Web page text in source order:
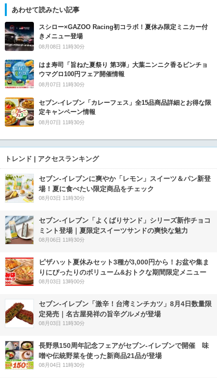
あわせて読みたい記事
スシロー×GAZOO Racing初コラボ！夏休み限定ミニカー付
きメニュー登場
08月08日 11時30分
はま寿司「旨ねた夏祭り 第3弾」大葉ニンニク香るビンチョ
ウマグロ100円フェア開催情報
08月07日 11時30分
セブン‐イレブン「カレーフェス」全15品商品詳細とお得な限
定キャンペーン情報
08月07日 11時30分
トレンド | アクセスランキング
セブン‐イレブンに爽やか「レモン」スイーツ＆パン新登
場！夏に食べたい限定商品をチェック
08月03日 11時30分
セブン‐イレブン「よくばりサンド」シリーズ新作チョコ
ミント登場｜夏限定スイーツサンドの爽快な魅力
08月06日 11時30分
ピザハット夏休みセット3種が3,000円から！お盆や集ま
りにぴったりのボリューム&おトクな期間限定メニュー
08月03日 13時00分
セブン-イレブン「激辛！台湾ミンチカツ」8月4日数量限
定発売｜名古屋発祥の旨辛グルメが登場
08月03日 11時30分
長野県150周年記念フェアがセブン-イレブンで開催 味
噌や伝統野菜を使った新商品21品が登場
08月04日 11時30分